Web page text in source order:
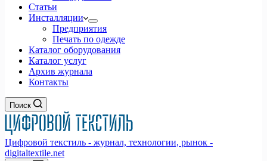
Статьи
Инсталляции
Предприятия
Печать по одежде
Каталог оборудования
Каталог услуг
Архив журнала
Контакты
Поиск
Цифровой текстиль - журнал, технологии, рынок -
digitaltextile.net